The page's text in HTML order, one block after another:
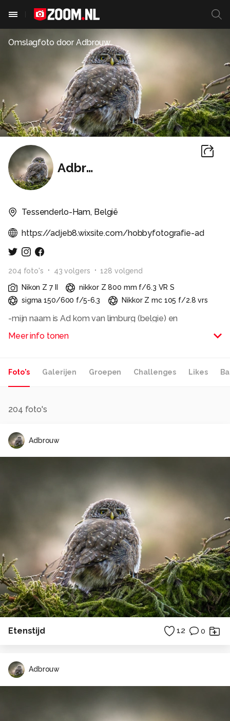
Omslagfoto doorAdbrouw
Adbrouw
Tessenderlo-Ham, België
https://adjeb8.wixsite.com/hobbyfotografie-ad
204 foto's 43 volgers 128 volgend
Nikon Z 7 II
nikkor Z 800 mm f/6.3 VR S
sigma 150/600 f/5-6.3
Nikkor Z mc 105 f/2.8 vrs
-mijn naam is Ad kom van limburg (belgie) en
, meestal de natuur en dieren ,
Meer info tonen
Foto's Galerijen Groepen Challenges Likes
204 foto's
Adbrouw
Etenstijd 12 0
Adbrouw